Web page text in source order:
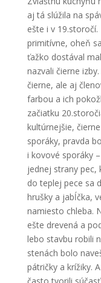
aj tá slúžila na
ešte i v
primitívne, oheň
ťažko dostával
nazvali čierne
čierne, ale aj
farbou a ich
začiatku
kultúrnejšie,
sporáky, pravda
i kovové sporáky
jednej strany pec,
do teplej pece sa
hrušky a jabĺčka,
namiesto chleba.
ešte drevená a
lebo stavbu robili
stenách bolo
pátričky a krížiky.